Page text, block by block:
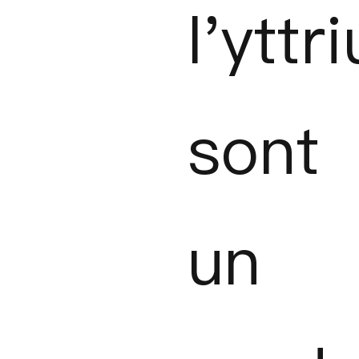
sont
un